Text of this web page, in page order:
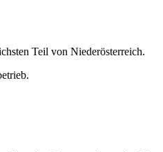
Teil von Niederösterreich.